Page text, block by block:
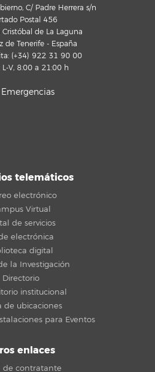
C/ Padre Herrera s/n
Postal 456
de La Laguna
de Tenerife - España
(+34) 922 31 90 00
L-V, 8:00 a 21:00 h
Emergencias
telemáticos
electrónico
Virtual
de servicios
electrónica
digital
la Investigación
Directorio
institucional
de ubicaciones
para Eventos
enlaces
de contratante